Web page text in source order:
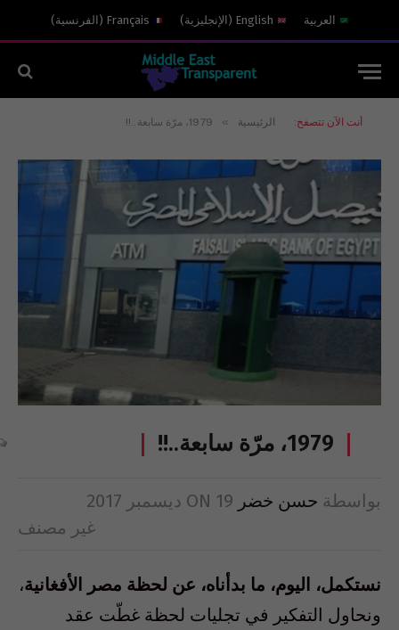
العربية English
( الإنجليزية)
Français
( الفرنسية)
أنت الآن تتصفح: الرئيسية » 1979، مرّة سابعة..!!
1979، مرّة سابعة..!!
بواسطة حسن خضر ON 19 ديسمبر 2017
غير مصنف
نستكمل، اليوم، ما بدأناه، عن لحظة مصر الأفغانية،
ونحاول التفكير في تجليات لحظة غطّت عقد